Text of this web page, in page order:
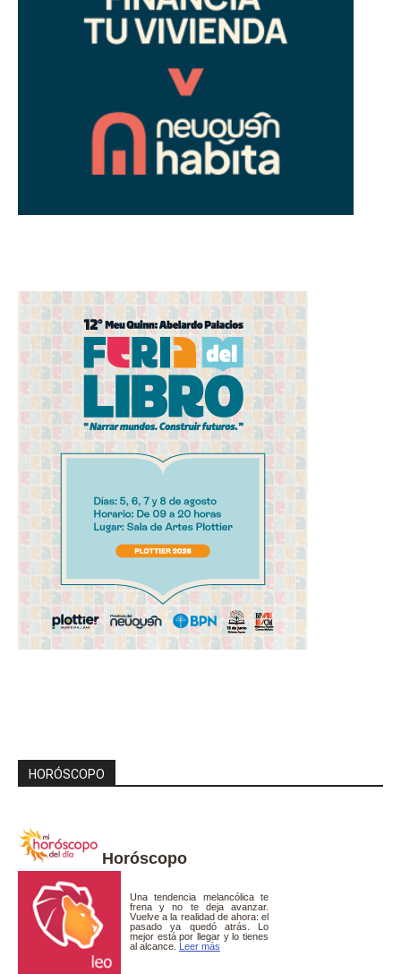
HORÓSCOPO
Horóscopo